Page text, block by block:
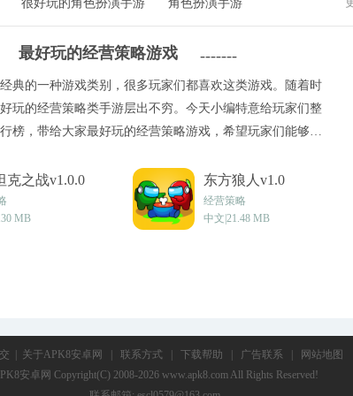
很好玩的角色扮演手游 角色扮演手游
最好玩的经营策略游戏 -------
典的一种游戏类别，很多玩家们都喜欢这类游戏。随着时
玩的经营策略类手游层出不穷。今天小编特意给玩家们整
榜，带给大家最好玩的经营策略游戏，希望玩家们能够在
克之战v1.0.0
MB
东方狼人v1.0
经营策略
中文|21.48 MB
关于APK8安卓网 联系方式 下载帮助 广告联系
网站地图
安卓网 Copyright(C) 2008-2026 www.apk8.com All Rights Reserved!